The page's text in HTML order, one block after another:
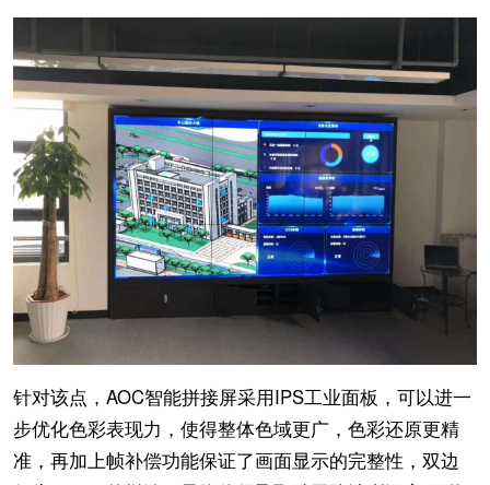
针对该点，AOC智能拼接屏采用IPS工业面板，可以进一
步优化色彩表现力，使得整体色域更广，色彩还原更精
准，再加上帧补偿功能保证了画面显示的完整性，双边